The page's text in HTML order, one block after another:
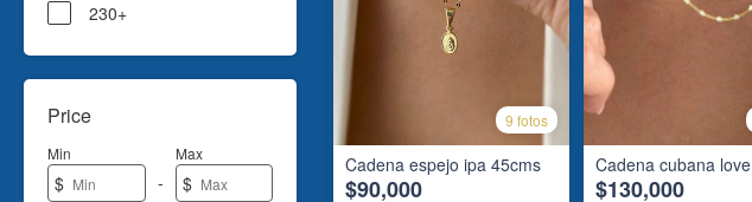
230+
Price
Min
$ -
Max
$
9 fotos
Cadena espejo ipa 45cms
$90,000
Cadena cubana love
$130,000